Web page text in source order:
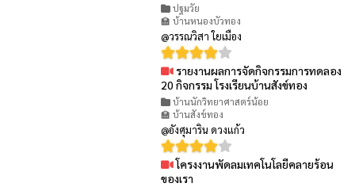
ปฐมวัย
🏫 บ้านหนองบัวทอง
@วรรณวิสา ใยเมือง
รายงานผลการจัดกิจกรรมการทดลอง
20 กิจกรรม โรงเรียนบ้านสังข์ทอง
บ้านนักวิทยาศาสตร์น้อย
🏫 บ้านสังข์ทอง
@อังศุมาริน ดวงแก้ว
โครงงานพัดลมเทคโนโลยีคลายร้อน
ของเรา